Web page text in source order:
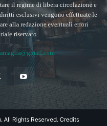
il regime di libera circolazione e
esclusivi vengono effettuate le
alla redazione eventuali errori
riservato
All Rights Reserved. Credits